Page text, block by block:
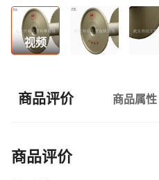
视频
商品评价 商品属性
商品评价